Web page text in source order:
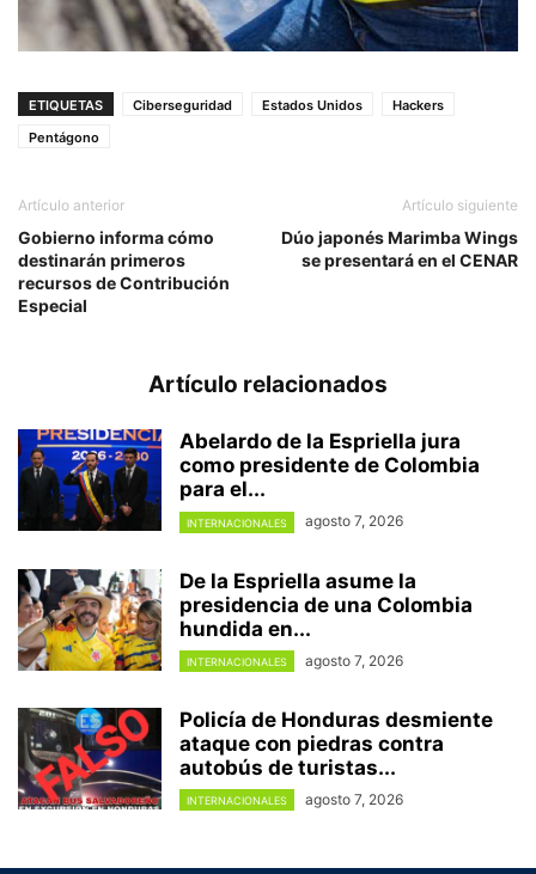
ETIQUETAS Ciberseguridad Estados Unidos
Hackers
Pentágono
Artículo anterior
Gobierno informa cómo
destinarán primeros
recursos de Contribución
Especial
Artículo siguiente
Dúo japonés Marimba Wings
se presentará en el CENAR
Artículo relacionados
Abelardo de la Espriella jura
como presidente de Colombia
para el...
INTERNACIONALES agosto 7, 2026
De la Espriella asume la
presidencia de una Colombia
hundida en...
INTERNACIONALES agosto 7, 2026
Policía de Honduras desmiente
ataque con piedras contra
autobús de turistas...
INTERNACIONALES agosto 7, 2026